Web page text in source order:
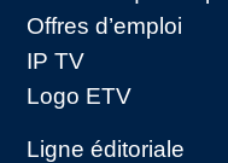
Offres d’emploi
IP TV
Logo ETV
Ligne éditoriale